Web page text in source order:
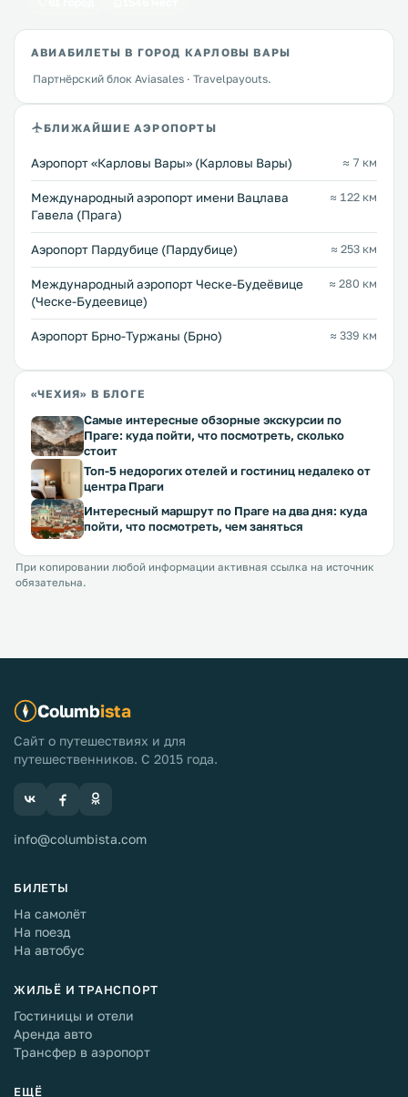
АВИАБИЛЕТЫ В ГОРОД КАРЛОВЫ ВАРЫ
Партнёрский блок Aviasales · Travelpayouts.
БЛИЖАЙШИЕ АЭРОПОРТЫ
Аэропорт «Карловы Вары» (Карловы Вары) ≈ 7 км
Международный аэропорт имени Вацлава
Гавела (Прага)
≈ 122 км
Аэропорт Пардубице (Пардубице) ≈ 253 км
Международный аэропорт Ческе-Будеёвице
(Ческе-Будеевице)
≈ 280 км
Аэропорт Брно-Туржаны (Брно) ≈ 339 км
«ЧЕХИЯ» В БЛОГЕ
Самые интересные обзорные экскурсии по
Праге: куда пойти, что посмотреть, сколько
стоит
Топ-5 недорогих отелей и гостиниц недалеко от
центра Праги
Интересный маршрут по Праге на два дня: куда
пойти, что посмотреть, чем заняться
При копировании любой информации активная ссылка на источник
обязательна.
Columbista
Сайт о путешествиях и для
путешественников. С 2015 года.
info@columbista.com
БИЛЕТЫ
На самолёт
На поезд
На автобус
ЖИЛЬЁ И ТРАНСПОРТ
Гостиницы и отели
Аренда авто
Трансфер в аэропорт
ЕЩЁ